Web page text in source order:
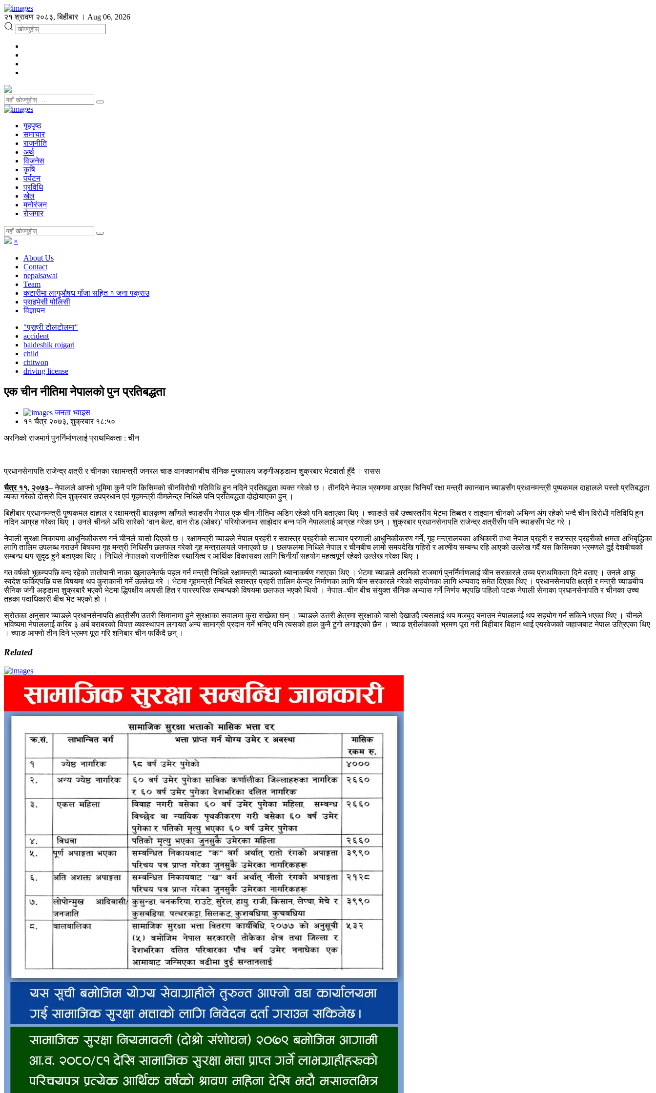
२१ श्रावण २०८३, बिहीबार । Aug 06, 2026
गृहपृष्ठ
समाचार
राजनीति
अर्थ
विजनेस
कृषि
पर्यटन
प्रविधि
खेल
मनोरंजन
रोजगार
×
About Us
Contact
nepalsawal
Team
कटारीमा लागुऔषध गाँजा सहित १ जना पक्राउ
प्राइभेसी पोलिसी
विज्ञापन
"प्रहरी टोलटोलमा"
accident
baideshik rojgari
child
chitwon
driving license
एक चीन नीतिमा नेपालको पुन प्रतिबद्धता
जनता भ्वाइस
११ चैत्र २०७३, शुक्रबार १८:५०
अरनिको राजमार्ग पुनर्निर्माणलाई प्राथमिकता : चीन
प्रधानसेनापति राजेन्द्र क्षत्री र चीनका रक्षामन्त्री जनरल चाङ वानक्वानबीच सैनिक मुख्यालय जङ्गीअड्डामा शुक्रबार भेटवार्ता हुँदै । रासस
चैत्र ११, २०७३– नेपालले आफ्नो भूमिमा कुनै पनि किसिमको चीनविरोधी गतिविधि हुन नदिने प्रतिबद्धता व्यक्त गरेको छ । तीनदिने नेपाल भ्रमणमा आएका चिनियाँ रक्षा मन्त्री क्वानवान च्याङसँग प्रधानमन्त्री पुष्पकमल दाहालले यस्तो प्रतिबद्धता
व्यक्त गरेको दोस्रो दिन शुक्रबार उपप्रधान एवं गृहमन्त्री वीमलेन्द्र निधिले पनि प्रतिबद्धता दोहोर्‍याएका हुन् ।
बिहीबार प्रधानमन्त्री पुष्पकमल दाहाल र रक्षामन्त्री बालकृष्ण खाँणले च्याङसँग नेपाल एक चीन नीतिमा अडिग रहेको पनि बताएका थिए । च्याङले सबै उच्चस्तरीय भेटमा तिब्बत र ताइवान चीनको अभिन्न अंग रहेको भन्दै चीन विरोधी गतिविधि हुन
नदिन आग्रह गरेका थिए । उनले चीनले अघि सारेको ‘वान बेल्ट, वान रोड (ओबर)’ परियोजनामा साझेदार बन्न पनि नेपाललाई आग्रह गरेका छन् । शुक्रबार प्रधानसेनापति राजेन्द्र क्षत्रीसँग पनि च्याङसँग भेट गरे ।
नेपाली सुरक्षा निकायमा आधुनिकीकरण गर्न चीनले चासो दिएको छ । रक्षामन्त्री च्याङले नेपाल प्रहरी र सशस्त्र प्रहरीको सञ्चार प्रणाली आधुनिकीकरण गर्ने, गृह मन्त्रालयका अधिकारी तथा नेपाल प्रहरी र सशस्त्र प्रहरीको क्षमता अभिबृद्धिका
लागि तालिम उपलब्ध गराउने बिषयमा गृह मन्त्री निधिसँग छलफल गरेको गृह मन्त्रालयले जनाएको छ । छलफलमा निधिले नेपाल र चीनबीच लामो समयदेखि गहिरो र आत्मीय सम्बन्ध रहि आएको उल्लेख गर्दै यस किसिमका भ्रमणले दुई देशबीचको
सम्बन्ध थप सुदृढ हुने बताएका थिए । निधिले नेपालको राजनीतिक स्थायित्व र आर्थिक विकासका लागि चिनीयाँ सहयोग महत्वपूर्ण रहेको उल्लेख गरेका थिए ।
गत वर्षको भूकम्पपछि बन्द रहेको तातोपानी नाका खुलाउनेतर्फ पहल गर्न मन्त्री निधिले रक्षामन्त्री च्याङको ध्यानाकर्षण गराएका थिए । भेटमा च्याङले अरनिको राजमार्ग पुनर्निर्माणलाई चीन सरकारले उच्च प्राथमिकता दिने बताए । उनले आफू
स्वदेश फर्किएपछि यस बिषयमा थप कुराकानी गर्ने उल्लेख गरे । भेटमा गृहमन्त्री निधिले सशस्त्र प्रहरी तालिम केन्द्र निर्माणका लागि चीन सरकारले गरेको सहयोगका लागि धन्यवाद समेत दिएका थिए । प्रधानसेनापति क्षत्री र मन्त्री च्याङबीच
सैनिक जंगी अड्डामा शुक्रबारै भएको भेटमा द्धिपक्षीय आपसी हित र पारस्परिक सम्बन्धको विषयमा छलफल भएको थियो । नेपाल–चीन बीच संयुक्त सैनिक अभ्यास गर्ने निर्णय भएपछि पहिलो पटक नेपाली सेनाका प्रधानसेनापति र चीनका उच्च
तहका पदाधिकारी बीच भेट भएको हो ।
स्रोतका अनुसार च्याङले प्रधानसेनापति क्षत्रीसँग उत्तरी सिमानामा हुने सुरक्षाका सवालमा कुरा राखेका छन् । च्याङले उत्तरी क्षेत्रमा सुरक्षाको चासो देखाउदै त्यसलाई थप मजबुद बनाउन नेपाललाई थप सहयोग गर्न सकिने भएका थिए । चीनले
भविष्यमा नेपाललाई करिब ३ अर्ब बराबरको विपत्त व्यवस्थापन लगायत अन्य सामाग्री प्रदान गर्ने भनिए पनि त्यसको हाल कुनै टुंगो लगाइएको छैन । च्याङ श्रीलंकाको भ्रमण पूरा गरी बिहीबार बिहान थाई एयरवेजको जहाजबाट नेपाल उत्रिएका थिए
। च्याङ आफ्नो तीन दिने भ्रमण पूरा गरि शनिबार चीन फर्किदै छन् ।
Related